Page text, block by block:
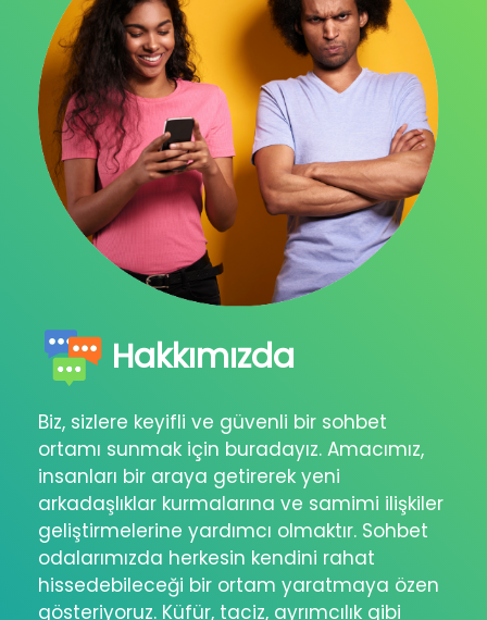
Hakkımızda
Biz, sizlere keyifli ve güvenli bir sohbet
ortamı sunmak için buradayız. Amacımız,
insanları bir araya getirerek yeni
arkadaşlıklar kurmalarına ve samimi ilişkiler
geliştirmelerine yardımcı olmaktır. Sohbet
odalarımızda herkesin kendini rahat
hissedebileceği bir ortam yaratmaya özen
gösteriyoruz. Küfür, taciz, ayrımcılık gibi